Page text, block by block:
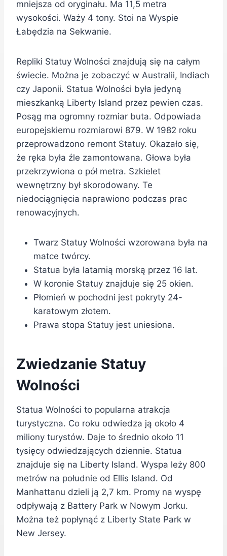
mniejsza od oryginału. Ma 11,5 metra
wysokości. Waży 4 tony. Stoi na Wyspie
Łabędzia na Sekwanie.
Repliki Statuy Wolności znajdują się na całym
świecie. Można je zobaczyć w Australii, Indiach
czy Japonii. Statua Wolności była jedyną
mieszkanką Liberty Island przez pewien czas.
Posąg ma ogromny rozmiar buta. Odpowiada
europejskiemu rozmiarowi 879. W 1982 roku
przeprowadzono remont Statuy. Okazało się,
że ręka była źle zamontowana. Głowa była
przekrzywiona o pół metra. Szkielet
wewnętrzny był skorodowany. Te
niedociągnięcia naprawiono podczas prac
renowacyjnych.
Twarz Statuy Wolności wzorowana była na
matce twórcy.
Statua była latarnią morską przez 16 lat.
W koronie Statuy znajduje się 25 okien.
Płomień w pochodni jest pokryty 24-
karatowym złotem.
Prawa stopa Statuy jest uniesiona.
Zwiedzanie Statuy
Wolności
Statua Wolności to popularna atrakcja
turystyczna. Co roku odwiedza ją około 4
miliony turystów. Daje to średnio około 11
tysięcy odwiedzających dziennie. Statua
znajduje się na Liberty Island. Wyspa leży 800
metrów na południe od Ellis Island. Od
Manhattanu dzieli ją 2,7 km. Promy na wyspę
odpływają z Battery Park w Nowym Jorku.
Można też popłynąć z Liberty State Park w
New Jersey.